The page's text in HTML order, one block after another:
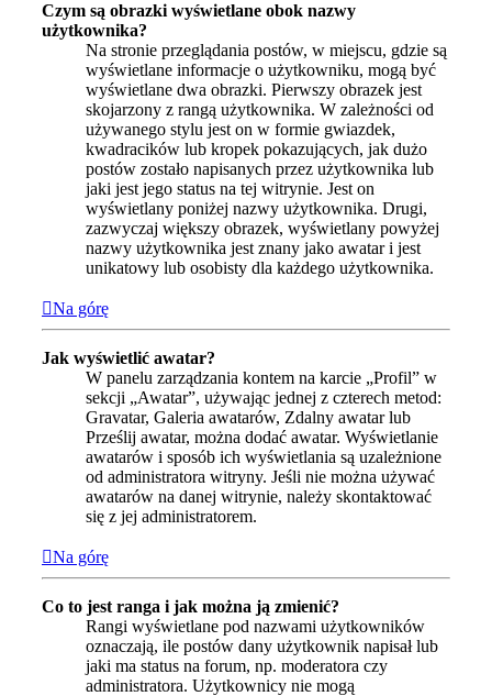
Czym są obrazki wyświetlane obok nazwy
użytkownika?
Na stronie przeglądania postów, w miejscu, gdzie są
wyświetlane informacje o użytkowniku, mogą być
wyświetlane dwa obrazki. Pierwszy obrazek jest
skojarzony z rangą użytkownika. W zależności od
używanego stylu jest on w formie gwiazdek,
kwadracików lub kropek pokazujących, jak dużo
postów zostało napisanych przez użytkownika lub
jaki jest jego status na tej witrynie. Jest on
wyświetlany poniżej nazwy użytkownika. Drugi,
zazwyczaj większy obrazek, wyświetlany powyżej
nazwy użytkownika jest znany jako awatar i jest
unikatowy lub osobisty dla każdego użytkownika.
Na górę
Jak wyświetlić awatar?
W panelu zarządzania kontem na karcie „Profil” w
sekcji „Awatar”, używając jednej z czterech metod:
Gravatar, Galeria awatarów, Zdalny awatar lub
Prześlij awatar, można dodać awatar. Wyświetlanie
awatarów i sposób ich wyświetlania są uzależnione
od administratora witryny. Jeśli nie można używać
awatarów na danej witrynie, należy skontaktować
się z jej administratorem.
Na górę
Co to jest ranga i jak można ją zmienić?
Rangi wyświetlane pod nazwami użytkowników
oznaczają, ile postów dany użytkownik napisał lub
jaki ma status na forum, np. moderatora czy
administratora. Użytkownicy nie mogą